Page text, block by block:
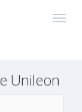
Unileon